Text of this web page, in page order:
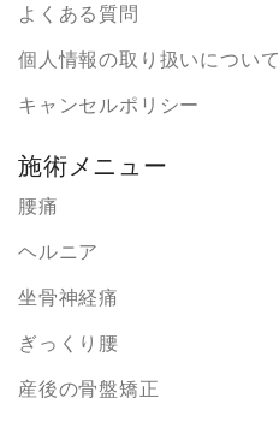
よくある質問
個人情報の取り扱いについて
キャンセルポリシー
施術メニュー
腰痛
ヘルニア
坐骨神経痛
ぎっくり腰
産後の骨盤矯正